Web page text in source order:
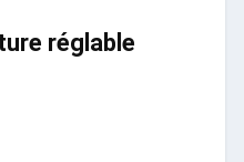
réglable